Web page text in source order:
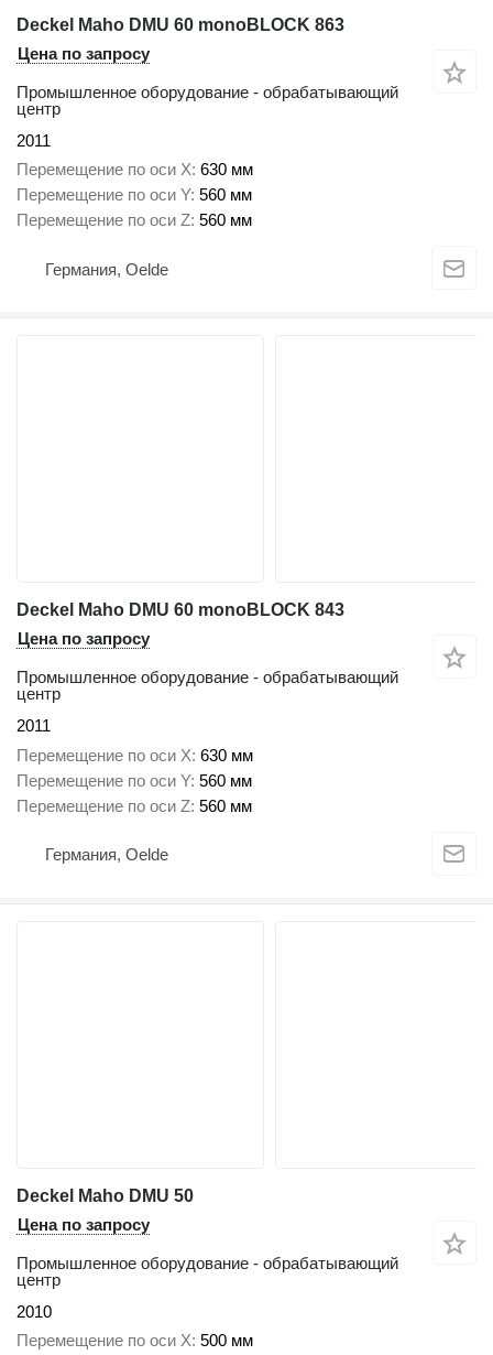
Deckel Maho DMU 60 monoBLOCK 863
Цена по запросу
Промышленное оборудование - обрабатывающий
центр
2011
Перемещение по оси X 630 мм
Перемещение по оси Y 560 мм
Перемещение по оси Z 560 мм
Германия, Oelde
Deckel Maho DMU 60 monoBLOCK 843
Цена по запросу
Промышленное оборудование - обрабатывающий
центр
2011
Перемещение по оси X 630 мм
Перемещение по оси Y 560 мм
Перемещение по оси Z 560 мм
Германия, Oelde
Deckel Maho DMU 50
Цена по запросу
Промышленное оборудование - обрабатывающий
центр
2010
Перемещение по оси X 500 мм